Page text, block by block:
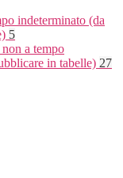
indeterminato (da
5
a tempo
in tabelle) 27